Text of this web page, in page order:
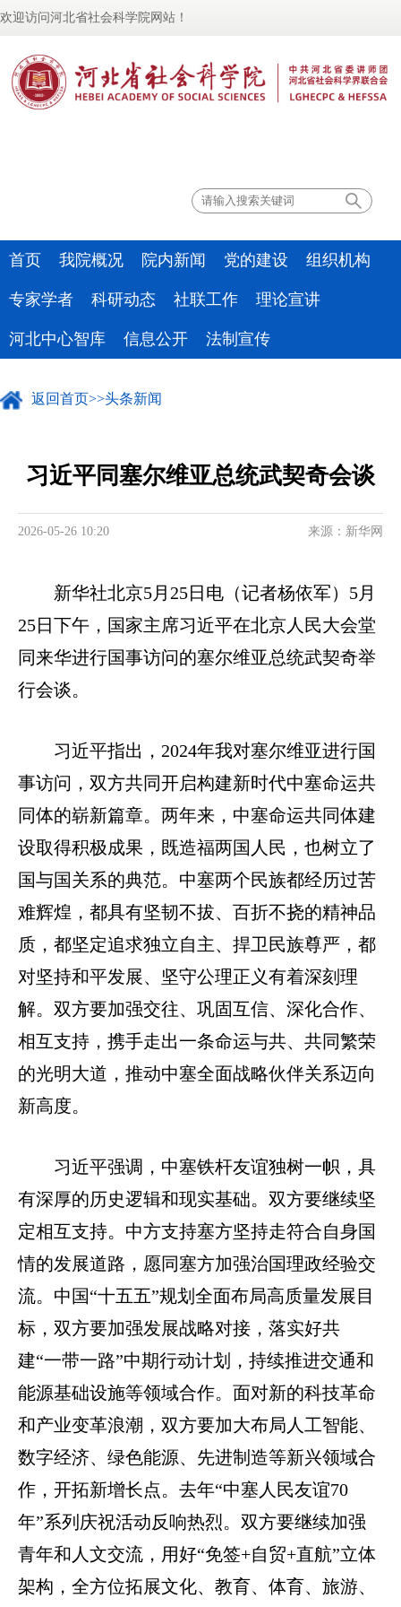
欢迎访问河北省社会科学院网站！
首页 我院概况 院内新闻 党的建设 组织机构
专家学者 科研动态 社联工作 理论宣讲
河北中心智库 信息公开 法制宣传
返回首页>>头条新闻
习近平同塞尔维亚总统武契奇会谈
2026-05-26 10:20 来源：新华网
新华社北京5月25日电（记者杨依军）5月
25日下午，国家主席习近平在北京人民大会堂
同来华进行国事访问的塞尔维亚总统武契奇举
行会谈。
习近平指出，2024年我对塞尔维亚进行国
事访问，双方共同开启构建新时代中塞命运共
同体的崭新篇章。两年来，中塞命运共同体建
设取得积极成果，既造福两国人民，也树立了
国与国关系的典范。中塞两个民族都经历过苦
难辉煌，都具有坚韧不拔、百折不挠的精神品
质，都坚定追求独立自主、捍卫民族尊严，都
对坚持和平发展、坚守公理正义有着深刻理
解。双方要加强交往、巩固互信、深化合作、
相互支持，携手走出一条命运与共、共同繁荣
的光明大道，推动中塞全面战略伙伴关系迈向
新高度。
习近平强调，中塞铁杆友谊独树一帜，具
有深厚的历史逻辑和现实基础。双方要继续坚
定相互支持。中方支持塞方坚持走符合自身国
情的发展道路，愿同塞方加强治国理政经验交
流。中国“十五五”规划全面布局高质量发展目
标，双方要加强发展战略对接，落实好共
建“一带一路”中期行动计划，持续推进交通和
能源基础设施等领域合作。面对新的科技革命
和产业变革浪潮，双方要加大布局人工智能、
数字经济、绿色能源、先进制造等新兴领域合
作，开拓新增长点。去年“中塞人民友谊70
年”系列庆祝活动反响热烈。双方要继续加强
青年和人文交流，用好“免签+自贸+直航”立体
架构，全方位拓展文化、教育、体育、旅游、